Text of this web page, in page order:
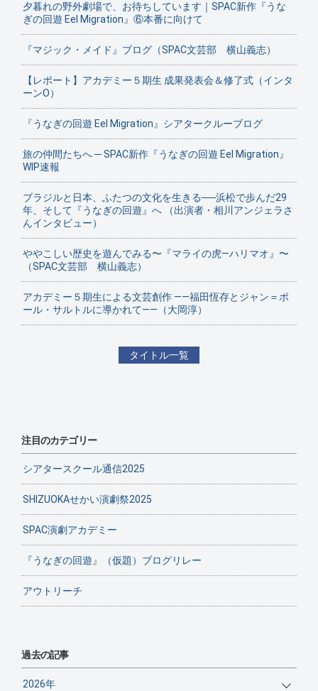
夕暮れの野外劇場で、お待ちしています｜SPAC新作『うな
ぎの回遊 Eel Migration』⑥本番に向けて
『マジック・メイド』ブログ（SPAC文芸部 横山義志）
【レポート】アカデミー５期生 成果発表会＆修了式（インタ
ーンO）
『うなぎの回遊 Eel Migration』シアタークルーブログ
旅の仲間たちへ ─ SPAC新作『うなぎの回遊 Eel Migration』
WIP速報
ブラジルと日本、ふたつの文化を生きる──浜松で歩んだ29
年、そして『うなぎの回遊』へ （出演者・相川アンジェラさ
んインタビュー）
ややこしい歴史を遊んでみる〜『マライの虎—ハリマオ』〜
（SPAC文芸部 横山義志）
アカデミー５期生による文芸創作 ——福田恆存とジャン＝ポ
ール・サルトルに導かれて——（大岡淳）
タイトル一覧
注目のカテゴリー
シアタースクール通信2025
SHIZUOKAせかい演劇祭2025
SPAC演劇アカデミー
『うなぎの回遊』（仮題）ブログリレー
アウトリーチ
過去の記事
2026年